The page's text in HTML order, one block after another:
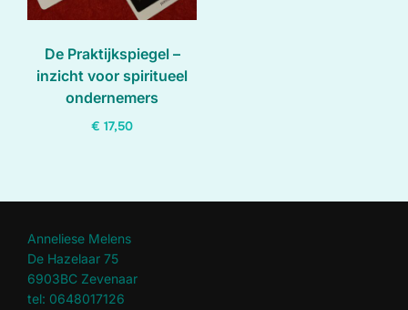
De Praktijkspiegel –
inzicht voor spiritueel
ondernemers
€ 17,50
heeft
meerdere
variaties.
Deze
Anneliese Melens
De Hazelaar 75
6903BC Zevenaar
tel: 0648017126